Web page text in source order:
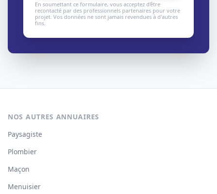
En soumettant ce formulaire, vous acceptez d'être
recontacté par des professionnels partenaires pour votre
projet. Vos données ne sont jamais revendues à d'autres
fins.
NOS AUTRES ANNUAIRES
Paysagiste
Plombier
Maçon
Menuisier